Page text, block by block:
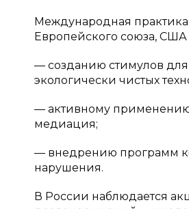
Международная
Европейского союза,
— созданию стимулов
экологически чистых
— активному применению
медиация;
— внедрению программ
нарушения.
В России наблюдается